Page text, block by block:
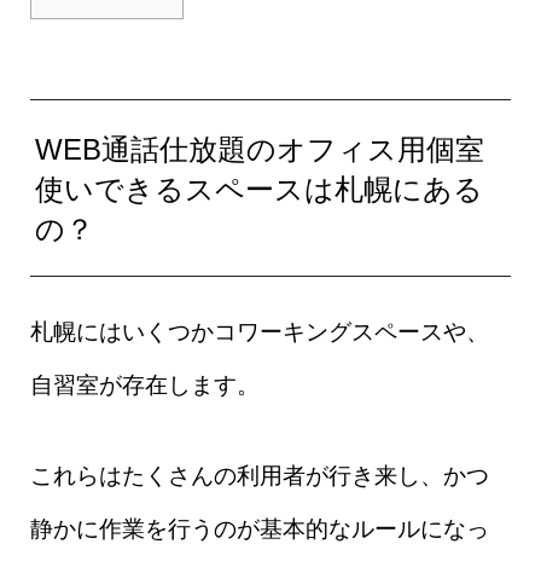
WEB通話仕放題のオフィス用個室
使いできるスペースは札幌にある
の？
札幌にはいくつかコワーキングスペースや、
自習室が存在します。
これらはたくさんの利用者が行き来し、かつ
静かに作業を行うのが基本的なルールになっ